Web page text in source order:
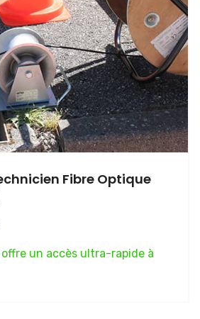
Fibre Optique
un accès ultra-rapide à